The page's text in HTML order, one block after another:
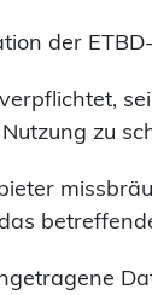
der
zu